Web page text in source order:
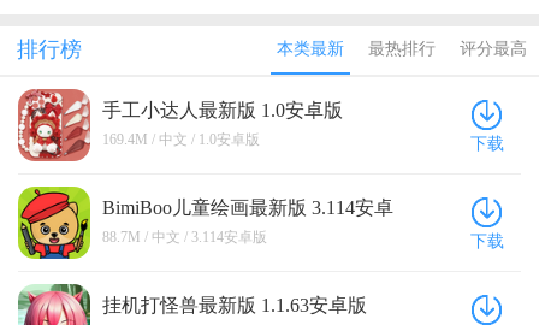
版2026
解版
排行榜 本类最新 最热排行 评分最高
手工小达人最新版 1.0安卓版
169.4M / 中文 / 1.0安卓版 下载
BimiBoo儿童绘画最新版 3.114安卓
版
88.7M / 中文 / 3.114安卓版 下载
挂机打怪兽最新版 1.1.63安卓版